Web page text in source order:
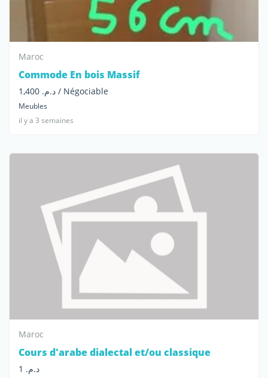
Maroc
Commode En bois Massif
د.م. 1,400 / Négociable
Meubles
il y a 3 semaines
Maroc
Cours d'arabe dialectal et/ou classique
د.م. 1